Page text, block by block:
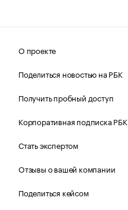
О проекте
Поделиться новостью на РБК
Получить пробный доступ
Корпоративная подписка РБК
Стать экспертом
Отзывы о вашей компании
Поделиться кейсом